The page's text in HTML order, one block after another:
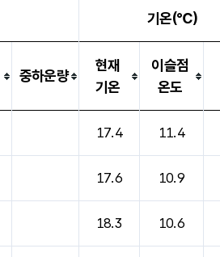
기온(℃)
중하운량
현재
기온
이슬점
온도
17.4 11.4
17.6 10.9
18.3 10.6